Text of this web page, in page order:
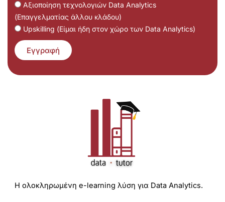
Αξιοποίηση τεχνολογιών Data Analytics
(Επαγγελματίας άλλου κλάδου)
Upskilling (Είμαι ήδη στον χώρο των Data Analytics)
Εγγραφή
Η ολοκληρωμένη e-learning λύση για Data Analytics.